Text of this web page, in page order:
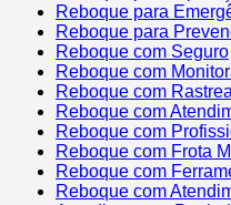
Reboque para
Reboque para
Reboque com Seguro
Reboque com
Reboque com
Reboque com
Reboque com
Reboque com Frota
Reboque com
Reboque com